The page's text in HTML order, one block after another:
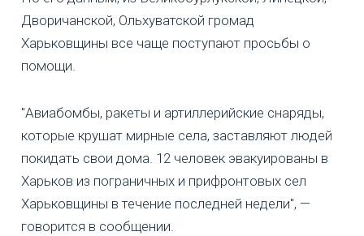
Дворичанской, Ольхуватской громад
Харьковщины все чаще поступают просьбы о
помощи.
"Авиабомбы, ракеты и артиллерийские снаряды,
которые крушат мирные села, заставляют людей
покидать свои дома. 12 человек эвакуированы в
Харьков из пограничных и прифронтовых сел
Харьковщины в течение последней недели", —
говорится в сообщении.